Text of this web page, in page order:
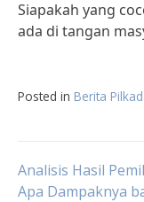
Siapakah yang
ada di tangan
Posted in Berita
Post
Analisis Hasil
Apa Dampaknya